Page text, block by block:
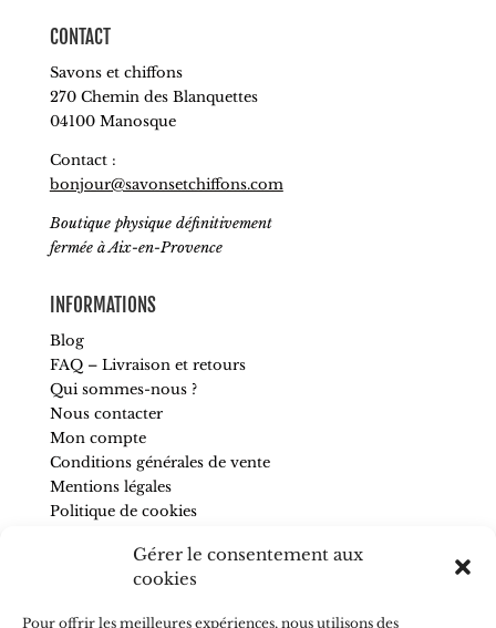
Gérer le consentement aux
cookies
Pour offrir les meilleures expériences, nous utilisons des
CONTACT
Savons et chiffons
270 Chemin des Blanquettes
04100 Manosque
Contact :
bonjour@savonsetchiffons.com
Boutique physique définitivement
fermée à Aix-en-Provence
INFORMATIONS
Blog
FAQ – Livraison et retours
Qui sommes-nous ?
Nous contacter
Mon compte
Conditions générales de vente
Mentions légales
Politique de cookies
SUIVEZ-NOUS